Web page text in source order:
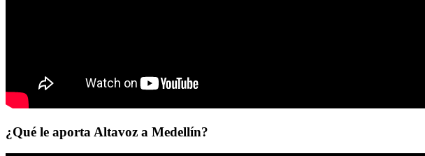
¿Qué le aporta Altavoz a Medellín?